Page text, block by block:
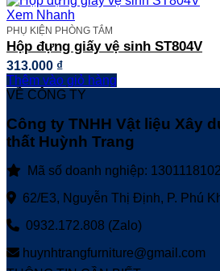
Xem Nhanh
PHỤ KIỆN PHÒNG TẮM
Hộp đựng giấy vệ sinh ST804V
313.000 ₫
Thêm vào giỏ hàng
VỀ CÔNG TY
Công ty TNHH Vật liệu Xây
thất Huỳnh Trang
Mã số doanh nghiệp: 1301118102
62/E3, Nguyễn Thị Định, P. Phú
0932.172.808 (Zalo)
huynhtrangfurniture@gmail.com